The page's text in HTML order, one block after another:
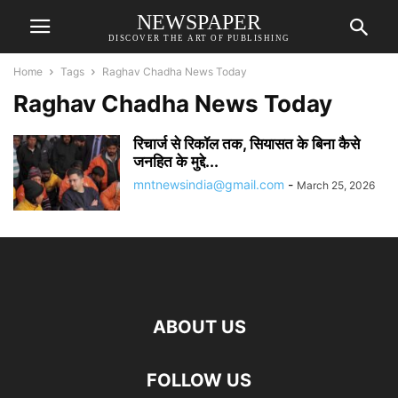
NEWSPAPER
DISCOVER THE ART OF PUBLISHING
Home Tags Raghav Chadha News Today
Raghav Chadha News Today
रिचार्ज से रिकॉल तक, सियासत के बिना कैसे
जनहित के मुद्दे...
mntnewsindia@gmail.com - March 25, 2026
ABOUT US
FOLLOW US